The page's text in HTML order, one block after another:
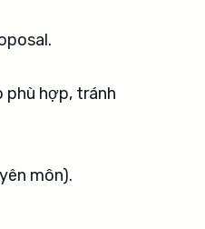
phù hợp, tránh
môn).